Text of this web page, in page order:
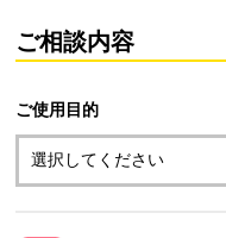
ご相談内容
ご使用目的